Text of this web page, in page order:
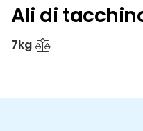
Ali di
7kg